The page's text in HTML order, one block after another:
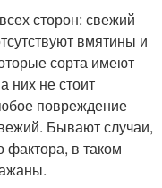
сторон: свежий
вмятины и
сорта имеют
них не стоит
повреждение
Бывают случаи,
фактора, в таком